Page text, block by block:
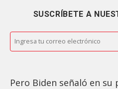
SUSCRÍBETE A
Pero Biden señaló en